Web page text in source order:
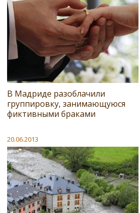
В Мадриде разоблачили
группировку, занимающуюся
фиктивными браками
20.06.2013